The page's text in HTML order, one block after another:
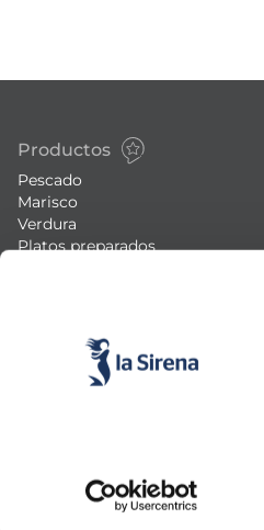
Productos
Pescado
Marisco
Verdura
Platos preparados